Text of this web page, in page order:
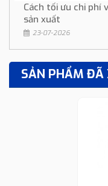
Cách tối ưu chi phí
sản xuất
23-07-2026
SẢN PHẨM ĐÃ